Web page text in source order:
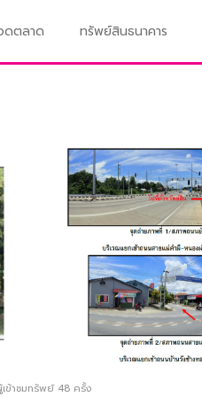
ดตลาด ทรัพย์สินธนาคาร
ข้าชมทรัพย์ 48ครั้ง